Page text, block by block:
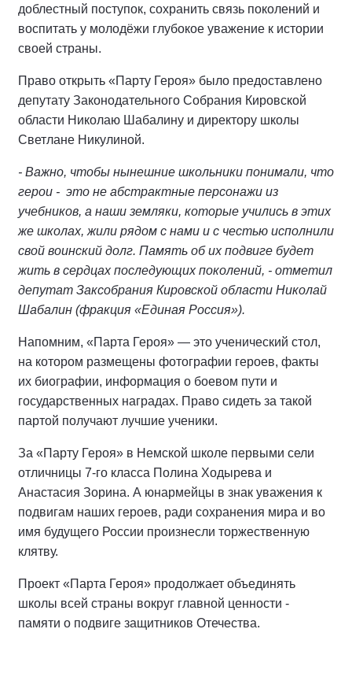
доблестный поступок, сохранить связь поколений и
воспитать у молодёжи глубокое уважение к истории
своей страны.
Право открыть «Парту Героя» было предоставлено
депутату Законодательного Собрания Кировской
области Николаю Шабалину и директору школы
Светлане Никулиной.
- Важно, чтобы нынешние школьники понимали, что
герои - это не абстрактные персонажи из
учебников, а наши земляки, которые учились в этих
же школах, жили рядом с нами и с честью исполнили
свой воинский долг. Память об их подвиге будет
жить в сердцах последующих поколений, - отметил
депутат Заксобрания Кировской области Николай
Шабалин (фракция «Единая Россия»).
Напомним, «Парта Героя» — это ученический стол,
на котором размещены фотографии героев, факты
их биографии, информация о боевом пути и
государственных наградах. Право сидеть за такой
партой получают лучшие ученики.
За «Парту Героя» в Немской школе первыми сели
отличницы 7-го класса Полина Ходырева и
Анастасия Зорина. А юнармейцы в знак уважения к
подвигам наших героев, ради сохранения мира и во
имя будущего России произнесли торжественную
клятву.
Проект «Парта Героя» продолжает объединять
школы всей страны вокруг главной ценности -
памяти о подвиге защитников Отечества.